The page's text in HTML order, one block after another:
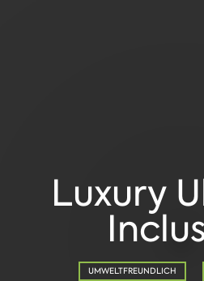
Luxury
UMWELTFREUNDLICH